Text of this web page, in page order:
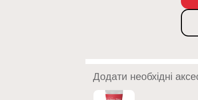
Додати необхідні